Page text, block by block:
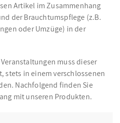
Artikel im Zusammenhang
der Brauchtumspflege (z.B.
oder Umzüge) in der
muss dieser
stets in einem verschlossenen
Nachfolgend finden Sie
mit unseren Produkten.